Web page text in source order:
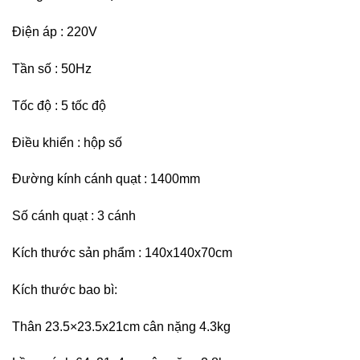
Điện áp : 220V
Tần số : 50Hz
Tốc độ : 5 tốc độ
Điều khiển : hộp số
Đường kính cánh quạt : 1400mm
Số cánh quạt : 3 cánh
Kích thước sản phẩm : 140x140x70cm
Kích thước bao bì:
Thân 23.5×23.5x21cm cân nặng 4.3kg